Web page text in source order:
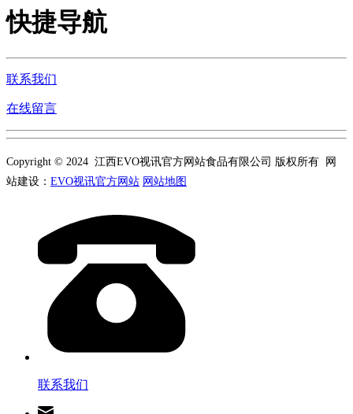
快捷导航
联系我们
在线留言
Copyright © 2024 江西EVO视讯官方网站食品有限公司 版权所有 网
站建设： EVO视讯官方网站 网站地图
联系我们